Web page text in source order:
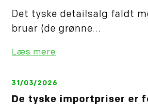
Det tyske detailsalg faldt
bruar (de grønne...
Læs mere
31/03/2026
De tyske importpriser er